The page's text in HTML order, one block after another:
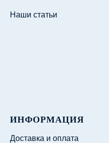
Наши статьи
ИНФОРМАЦИЯ
Доставка и оплата